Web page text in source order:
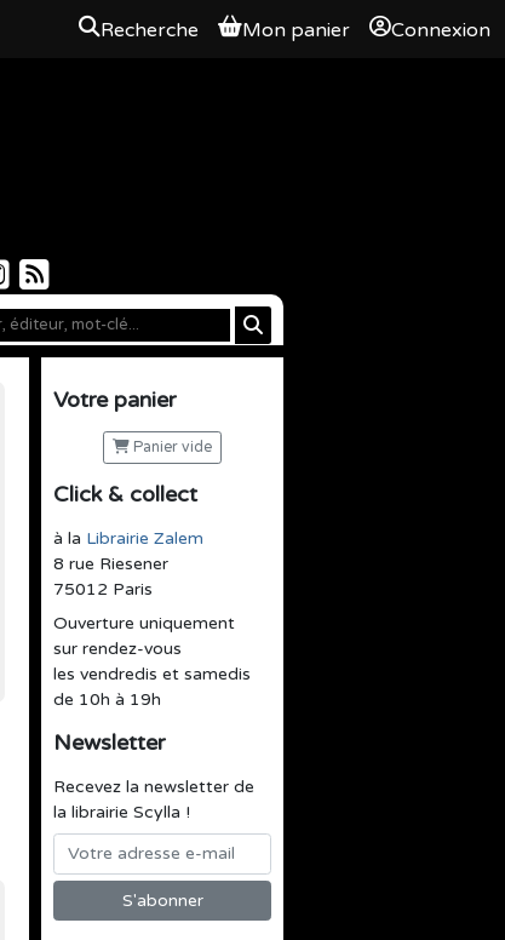
Recherche Mon panier Connexion
Votre panier
Panier vide
Click & collect
à la Librairie Zalem
8 rue Riesener
75012 Paris
Ouverture uniquement
sur rendez-vous
les vendredis et samedis
de 10h à 19h
Newsletter
Recevez la newsletter de
la librairie Scylla !